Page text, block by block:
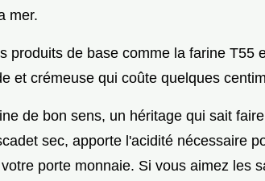
mer.
produits de base comme la farine T55
et crémeuse qui coûte quelques
de bon sens, un héritage qui sait
sec, apporte l'acidité nécessaire
porte monnaie. Si vous aimez les